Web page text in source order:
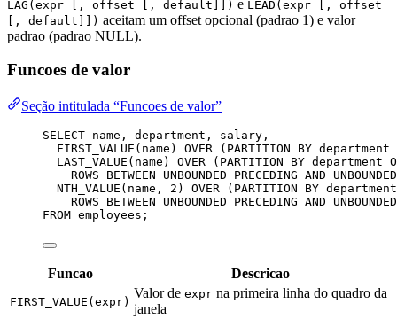
LAG(expr [, offset [, default]]) e LEAD(expr [, offset
[, default]]) aceitam um offset opcional (padrao 1) e valor
padrao (padrao NULL).
Funcoes de valor
Seção intitulada “Funcoes de valor”
SELECT name , department, salary,
FIRST_VALUE ( name ) OVER ( PARTITION BY department
LAST_VALUE ( name ) OVER ( PARTITION BY department
ROWS
BETWEEN UNBOUNDED PRECEDING AND
UNBOUNDED
NTH_VALUE( name , 2 ) OVER ( PARTITION BY
ROWS
BETWEEN UNBOUNDED PRECEDING AND
UNBOUNDED
FROM employees;
Funcao Descricao
FIRST_VALUE(expr)
Valor de expr na primeira linha do quadro da
janela